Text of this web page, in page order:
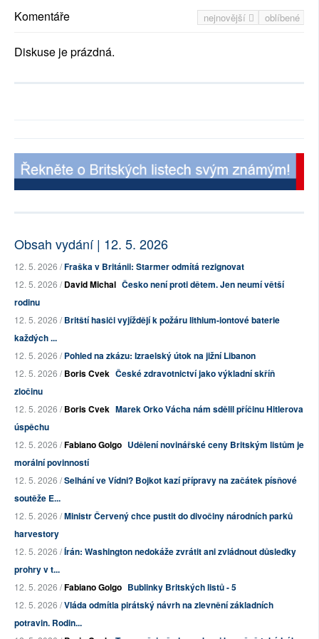
nejnovější oblíbené
Komentáře
Diskuse je prázdná.
Obsah vydání | 12. 5. 2026
12. 5. 2026 /Fraška v Británii: Starmer odmítá rezignovat
12. 5. 2026 /David Michal Česko není proti dětem. Jen neumí větší
rodinu
12. 5. 2026 /Britští hasiči vyjíždějí k požáru lithium-iontové baterie
každých ...
12. 5. 2026 /Pohled na zkázu: Izraelský útok na jižní Libanon
12. 5. 2026 /Boris Cvek České zdravotnictví jako výkladní skříň
zločinu
12. 5. 2026 /Boris Cvek Marek Orko Vácha nám sdělil příčinu Hitlerova
úspěchu
12. 5. 2026 /Fabiano Golgo Udělení novinářské ceny Britským listům je
morální povinností
12. 5. 2026 /Selhání ve Vídni? Bojkot kazí přípravy na začátek písňové
soutěže E...
12. 5. 2026 /Ministr Červený chce pustit do divočiny národních parků
harvestory
12. 5. 2026 /Írán: Washington nedokáže zvrátit ani zvládnout důsledky
prohry v t...
12. 5. 2026 /Fabiano Golgo Bublinky Britských listů - 5
12. 5. 2026 /Vláda odmítla pirátský návrh na zlevnění základních
potravin. Rodin...